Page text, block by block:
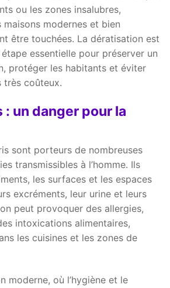
ou les zones insalubres,
modernes et bien
être touchées. La dératisation est
essentielle pour préserver un
protéger les habitants et éviter
très coûteux.
: un danger pour la
sont porteurs de nombreuses
transmissibles à l’homme. Ils
les surfaces et les espaces
excréments, leur urine et leurs
peut provoquer des allergies,
intoxications alimentaires,
les cuisines et les zones de
moderne, où l’hygiène et le